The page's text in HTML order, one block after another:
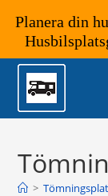
Hoppa
innehållet
>
Planera din